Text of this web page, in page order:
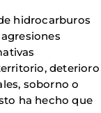
hidrocarburos
deterioro
soborno o
ha hecho que